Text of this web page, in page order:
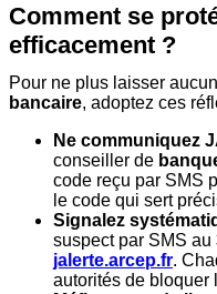
Comment se
efficacement ?
Pour ne plus laisser
bancaire, adoptez ces
Ne communiquez
conseiller de
code reçu par SMS
le code qui sert
Signalez
suspect par SMS au
jalerte.arcep.fr.
autorités de bloquer